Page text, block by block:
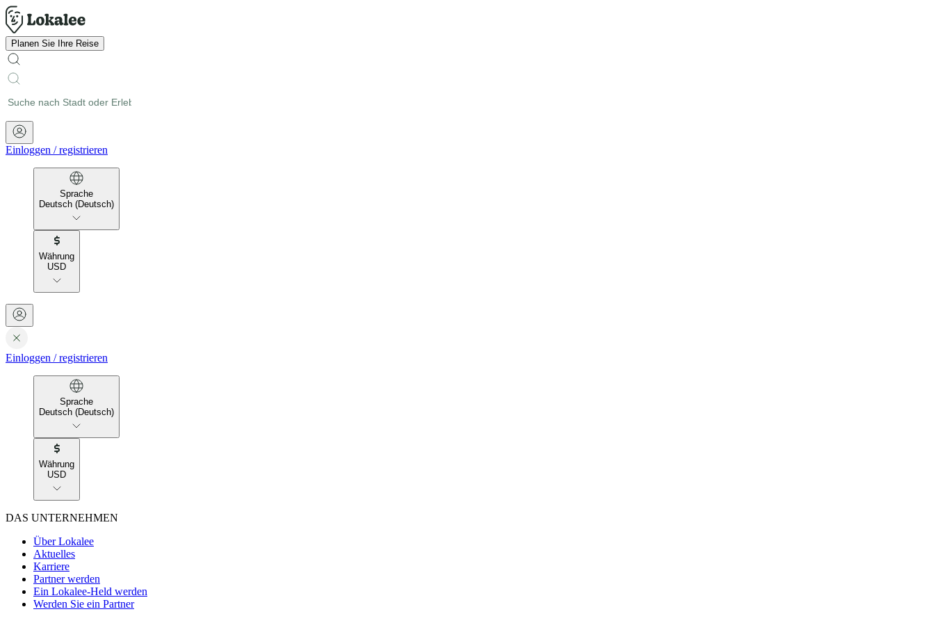
Planen Sie Ihre Reise
Einloggen /registrieren
Sprache
Deutsch (Deutsch)
Währung
USD
Einloggen /registrieren
Sprache
Deutsch (Deutsch)
Währung
USD
DAS UNTERNEHMEN
Über Lokalee
Aktuelles
Karriere
Partner werden
Ein Lokalee-Held werden
Werden Sie ein Partner